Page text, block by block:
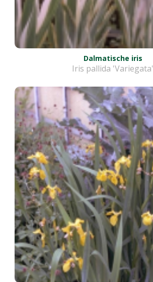
Dalmatische iris
Iris pallida 'Variegata'